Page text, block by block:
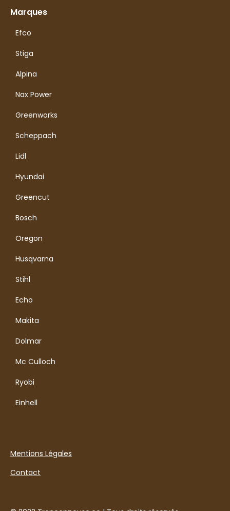
Marques
Efco
Stiga
Alpina
Nax Power
Greenworks
Scheppach
Lidl
Hyundai
Greencut
Bosch
Oregon
Husqvarna
Stihl
Echo
Makita
Dolmar
Mc Culloch
Ryobi
Einhell
Mentions Légales
Contact